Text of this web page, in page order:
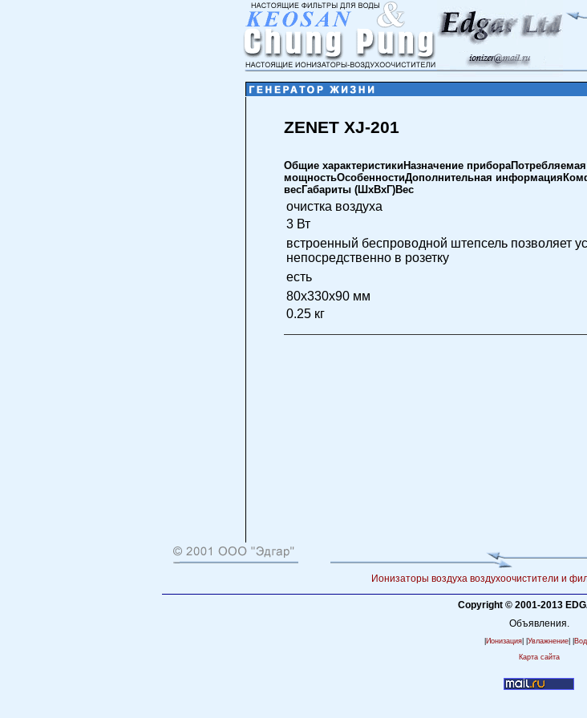
ZENET XJ-201
Общие характеристикиНазначение прибораПотребляемая
мощностьОсобенностиДополнительная
весГабариты (ШхВхГ)Вес
очистка воздуха
3 Вт
встроенный беспроводной штепсель позволяет
непосредственно в розетку
есть
80x330x90 мм
0.25 кг
Ионизаторы воздуха воздухоочистители и
Copyright © 2001-2013
Объявления.
Ионизация| | Увлажнение| |
Карта сайта